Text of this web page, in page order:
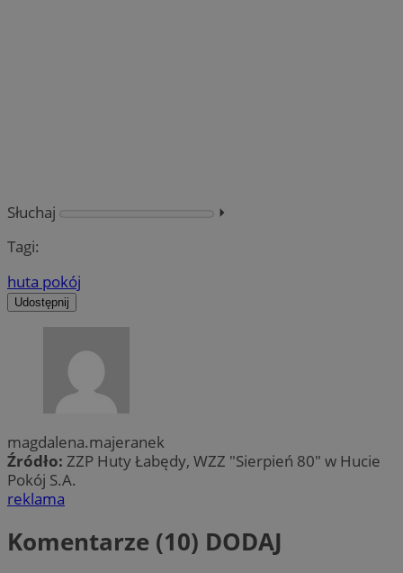
Słuchaj
⏵︎
Tagi:
huta pokój
Udostępnij
magdalena.majeranek
Źródło: ZZP Huty Łabędy, WZZ "Sierpień 80" w Hucie
Pokój S.A.
reklama
Komentarze (10) DODAJ